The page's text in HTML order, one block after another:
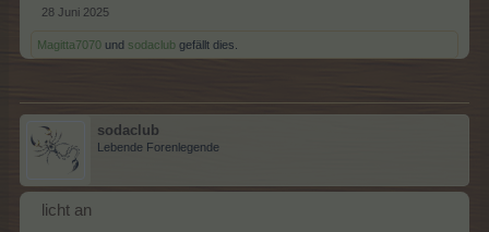
28 Juni 2025
Magitta7070 und sodaclub gefällt dies.
sodaclub
Lebende Forenlegende
licht an